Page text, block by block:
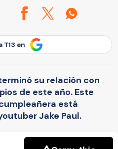
T13 en
su relación con
de este año. Este
está
Jake Paul.